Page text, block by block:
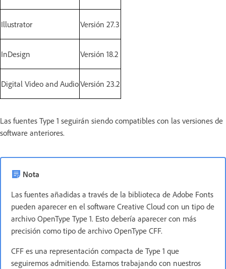
Illustrator Versión 27.3
InDesign Versión 18.2
Digital Video and AudioVersión 23.2
Las fuentes Type 1 seguirán siendo compatibles con las versiones de
software anteriores.
Nota
Las fuentes añadidas a través de la biblioteca de Adobe Fonts
pueden aparecer en el software Creative Cloud con un tipo de
archivo OpenType Type 1. Esto debería aparecer con más
precisión como tipo de archivo OpenType CFF.
CFF es una representación compacta de Type 1 que
seguiremos admitiendo. Estamos trabajando con nuestros